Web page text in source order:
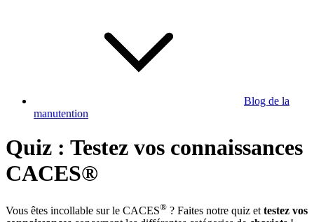
Blog de la
manutention
Quiz : Testez vos connaissances
CACES®
Vous êtes incollable sur le CACES® ? Faites notre quiz et testez vos